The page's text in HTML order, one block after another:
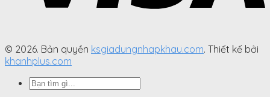
© 2026. Bản quyền ksgiadungnhapkhau.com. Thiết kế bởi
khanhplus.com
Search
for: